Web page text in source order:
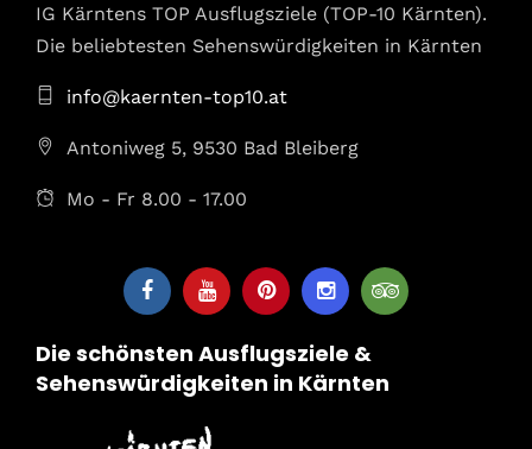
IG Kärntens TOP Ausflugsziele (TOP-10 Kärnten).
Die beliebtesten Sehenswürdigkeiten in Kärnten
info@kaernten-top10.at
Antoniweg 5, 9530 Bad Bleiberg
Mo - Fr 8.00 - 17.00
Die schönsten Ausflugsziele &
Sehenswürdigkeiten in Kärnten